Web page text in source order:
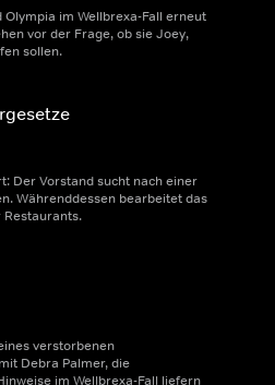
im Wellbrexa-Fall erneut
vor der Frage, ob sie Joey,
sollen.
Der Vorstand sucht nach einer
Währenddessen bearbeitet das
Restaurants.
verstorbenen
Debra Palmer, die
im Wellbrexa-Fall liefern